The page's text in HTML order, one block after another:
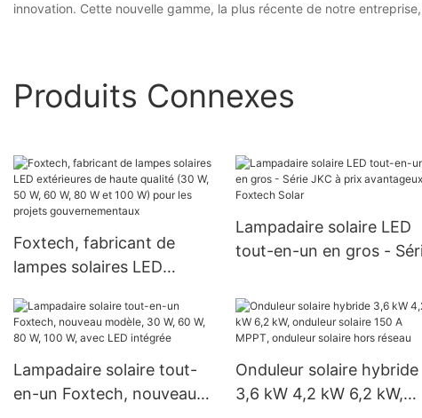
innovation. Cette nouvelle gamme, la plus récente de notre
Produits Connexes
Foxtech, fabricant de
lampes solaires LED
qualité (30 W, 50 W, 60 W,
80 W et 100 W) pour les
projets gouvernementaux
Lampadaire solaire LED
tout-en-un en gros -
Foxtech Solar
Lampadaire solaire tout-
en-un Foxtech, nouveau
Onduleur solaire hybride
3,6 kW 4,2 kW 6,2 kW,